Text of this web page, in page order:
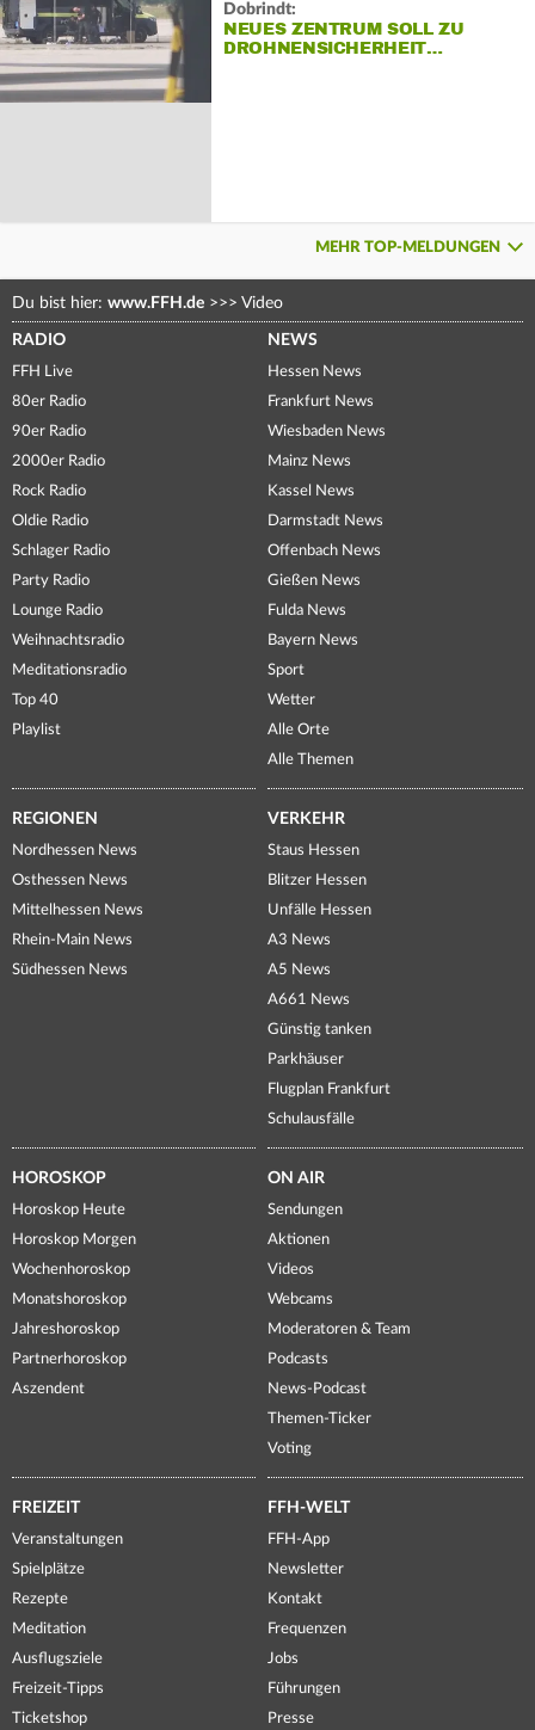
Dobrindt:
NEUES ZENTRUM SOLL ZU
DROHNENSICHERHEIT…
MEHR TOP-MELDUNGEN
Du bist hier: www.FFH.de >>> Video
RADIO
FFH Live
80er Radio
90er Radio
2000er Radio
Rock Radio
Oldie Radio
Schlager Radio
Party Radio
Lounge Radio
Weihnachtsradio
Meditationsradio
Top 40
Playlist
NEWS
Hessen News
Frankfurt News
Wiesbaden News
Mainz News
Kassel News
Darmstadt News
Offenbach News
Gießen News
Fulda News
Bayern News
Sport
Wetter
Alle Orte
Alle Themen
REGIONEN
Nordhessen News
Osthessen News
Mittelhessen News
Rhein-Main News
Südhessen News
VERKEHR
Staus Hessen
Blitzer Hessen
Unfälle Hessen
A3 News
A5 News
A661 News
Günstig tanken
Parkhäuser
Flugplan Frankfurt
Schulausfälle
HOROSKOP
Horoskop Heute
Horoskop Morgen
Wochenhoroskop
Monatshoroskop
Jahreshoroskop
Partnerhoroskop
Aszendent
ON AIR
Sendungen
Aktionen
Videos
Webcams
Moderatoren & Team
Podcasts
News-Podcast
Themen-Ticker
Voting
FREIZEIT
Veranstaltungen
Spielplätze
Rezepte
Meditation
Ausflugsziele
Freizeit-Tipps
Ticketshop
FFH-WELT
FFH-App
Newsletter
Kontakt
Frequenzen
Jobs
Führungen
Presse